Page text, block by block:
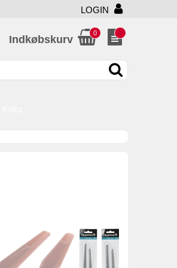
LOGIN
Indkøbskurv
0